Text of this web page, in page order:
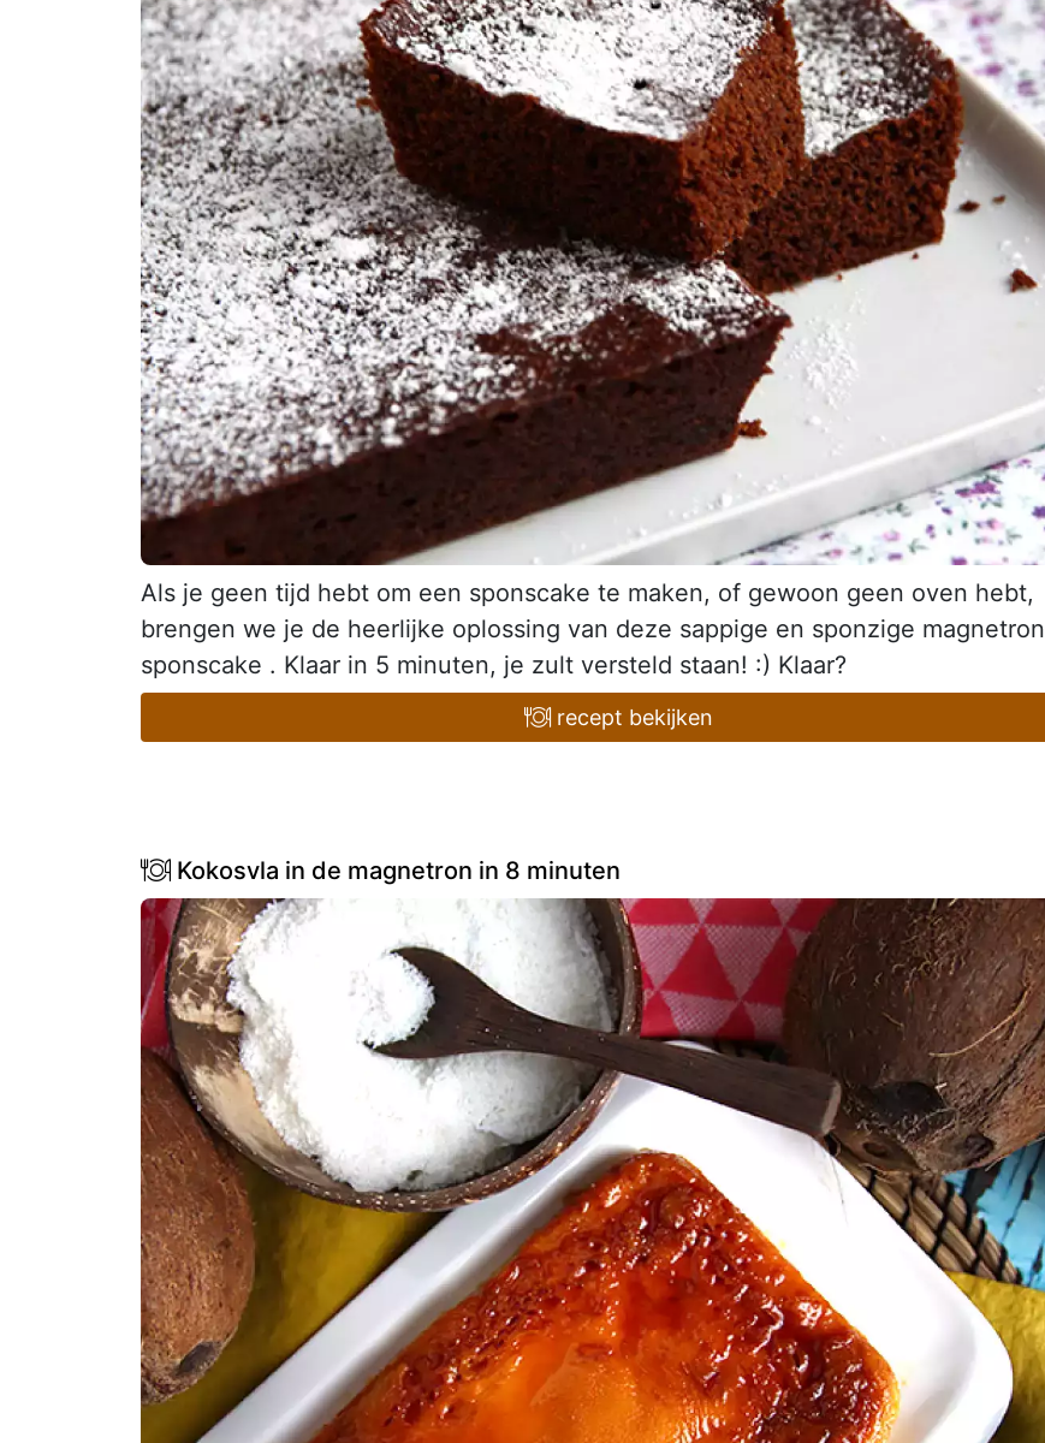
Als je geen tijd hebt om een sponscake te maken, of gewoon geen oven hebt,
brengen we je de heerlijke oplossing van deze sappige en sponzige magnetron
sponscake . Klaar in 5 minuten, je zult versteld staan! :) Klaar?
recept bekijken
Kokosvla in de magnetron in 8 minuten